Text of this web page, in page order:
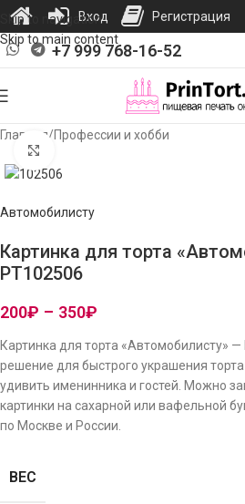
Skip to navigation
Skip to main content
+7 999 768-16-52
Главная/Профессии и хобби
Автомобилисту
Картинка для торта
PT102506
200₽ – 350₽
Картинка для торта «Автомобилисту»
решение для быстрого украшения
удивить именинника и гостей. Можно
картинки на сахарной или вафельной
по Москве и России.
ВЕС
Вход Регистрация